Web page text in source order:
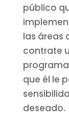
público
las áreas
contrate
que él le
deseado.